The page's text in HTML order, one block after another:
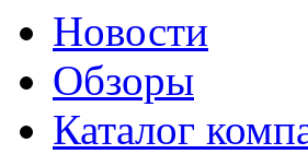
Новости
Обзоры
Каталог